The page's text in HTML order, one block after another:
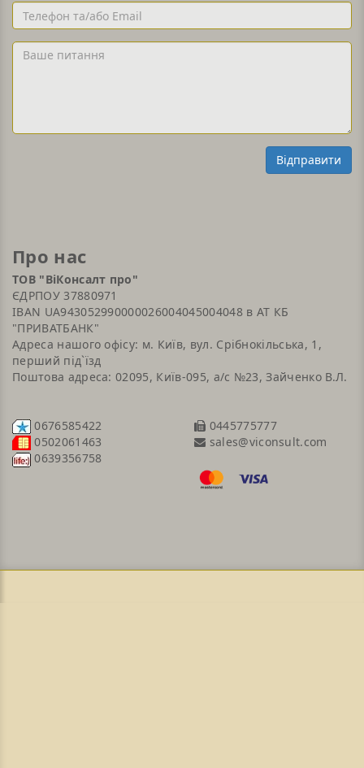
Телефон
та/
або
Email
Ваше
Відправити
Про нас
ТОВ "ВіКонсалт про"
ЄДРПОУ 37880971
IBAN UA943052990000026004045004048 в АТ КБ
"ПРИВАТБАНК"
Адреса нашого офісу: м. Київ, вул. Срібнокільська, 1,
перший під`їзд
Поштова адреса: 02095, Київ-095, а/с №23, Зайченко В.Л.
0676585422
0502061463
0639356758
0445775777
sales@viconsult.com